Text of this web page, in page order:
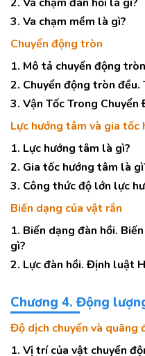
3. Va chạm mềm là gì?
Chuyển động tròn
1. Mô tả chuyển động
2. Chuyển động tròn
3. Vận Tốc Trong
Lực hướng tâm và gia tốc
1. Lực hướng tâm là gì?
2. Gia tốc hướng tâm là
3. Công thức độ lớn lực
Biến dạng của vật rắn
1. Biến dạng đàn hồi.
gì?
2. Lực đàn hồi. Định luật
Chương 4. Động
Độ dịch chuyển và quãng
1. Vị trí của vật chuyển